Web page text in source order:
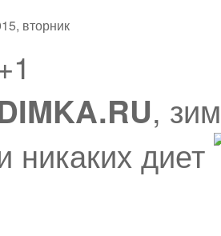
вторник
,
никаких диет